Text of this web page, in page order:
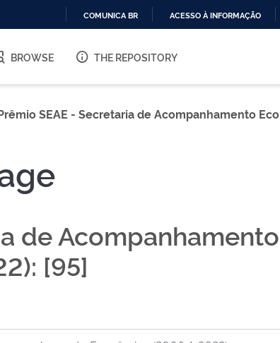
O
COMUNICA BR ACESSO À INFORMAÇÃO
BROWSE THE REPOSITORY
SEAE - Secretaria de Acompanhamento
de Acompanhamento
[95]